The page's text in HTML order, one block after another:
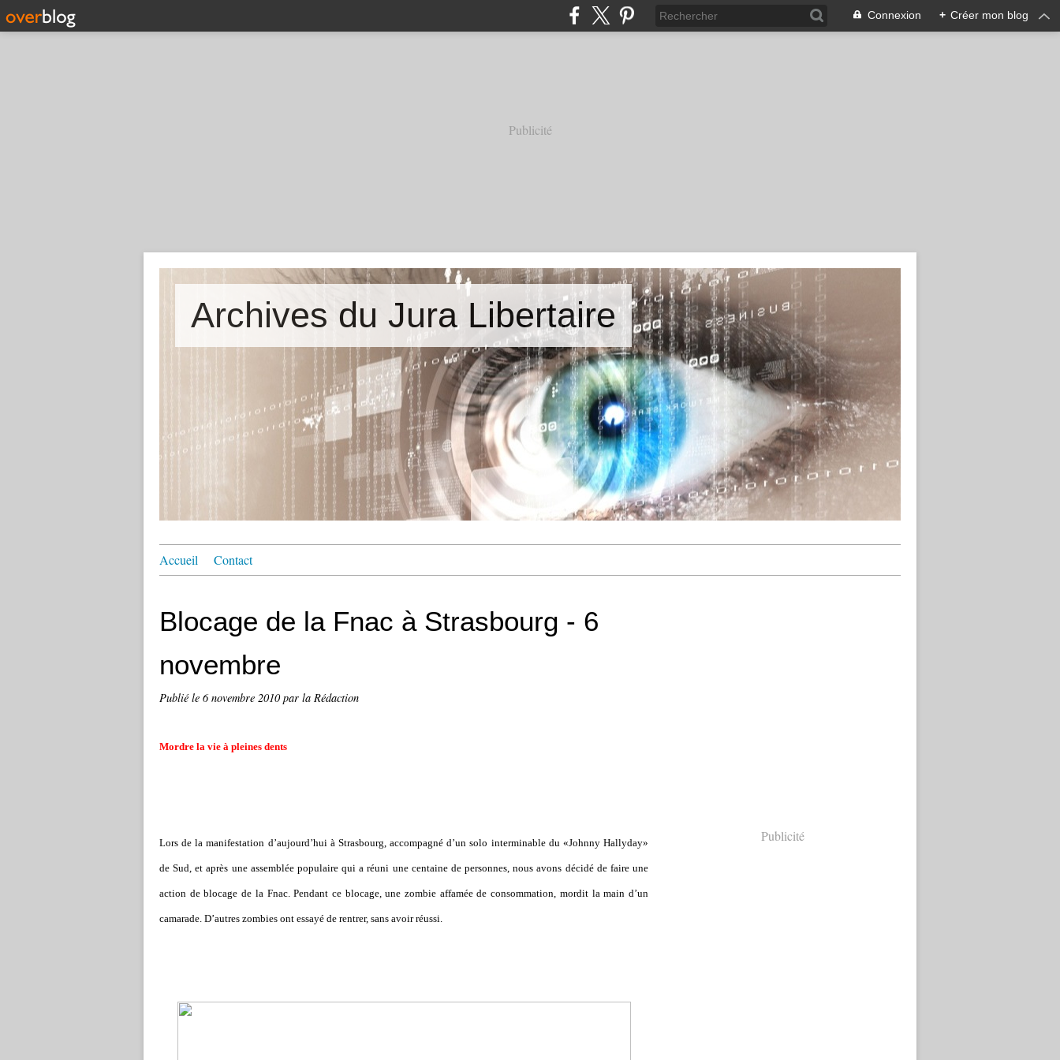
Connexion + Créer mon blog
Publicité
Archives du Jura Libertaire
Accueil Contact
Blocage de la Fnac à Strasbourg - 6
novembre
Publié le 6 novembre 2010par la Rédaction
Mordre la vie à pleines dents
Lors de la manifestation d’aujourd’hui à Strasbourg, accompagné d’un solo interminable du «Johnny Hallyday»
de Sud, et après une assemblée populaire qui a réuni une centaine de personnes, nous avons décidé de faire une
action de blocage de la Fnac. Pendant ce blocage, une zombie affamée de consommation, mordit la main d’un
camarade. D’autres zombies ont essayé de rentrer, sans avoir réussi.
Publicité